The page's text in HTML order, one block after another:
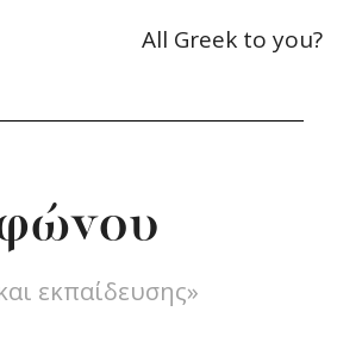
All Greek to you?
εκπαίδευσης»